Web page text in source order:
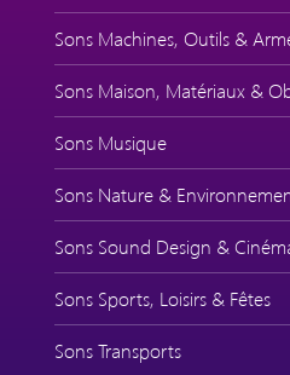
Sons Machines, Outils &
Sons Maison, Matériaux &
Sons Musique
Sons Nature &
Sons Sound Design &
Sons Sports, Loisirs & Fêtes
Sons Transports